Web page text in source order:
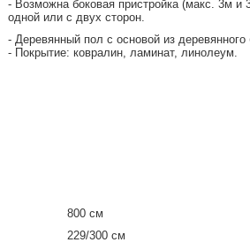
- Возможна боковая пристройка (макс. 3м и
одной или с двух сторон.
- Деревянный пол с основой из деревянного
- Покрытие: ковралин, ламинат, линолеум.
800 см
229/300 см